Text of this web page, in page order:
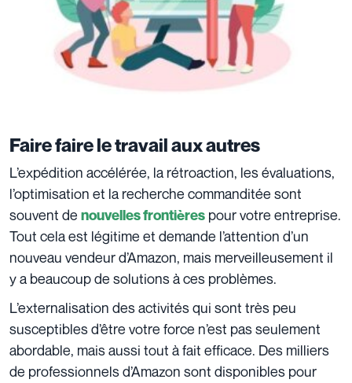
Faire faire le travail aux autres
L’expédition accélérée, la rétroaction, les évaluations,
l’optimisation et la recherche commanditée sont
souvent de nouvelles frontières pour votre entreprise.
Tout cela est légitime et demande l’attention d’un
nouveau vendeur d’Amazon, mais merveilleusement il
y a beaucoup de solutions à ces problèmes.
L’externalisation des activités qui sont très peu
susceptibles d’être votre force n’est pas seulement
abordable, mais aussi tout à fait efficace. Des milliers
de professionnels d’Amazon sont disponibles pour